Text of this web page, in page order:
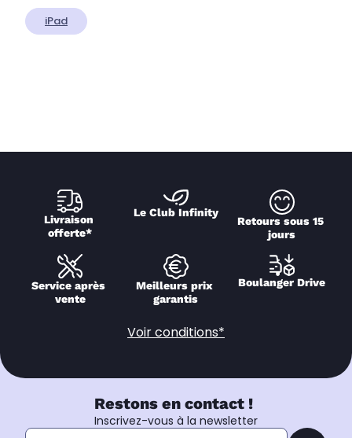
iPad
Livraison
offerte*
Le Club Infinity
Retours sous 15
jours
Service après
vente
Meilleurs prix
garantis
Boulanger Drive
Voir conditions*
Restons en contact !
Inscrivez-vous à la newsletter